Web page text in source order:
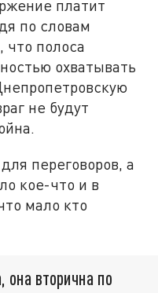
платит
по словам
что полоса
охватывать
не будут
переговоров, а
кое-что и в
мало кто
она вторична по